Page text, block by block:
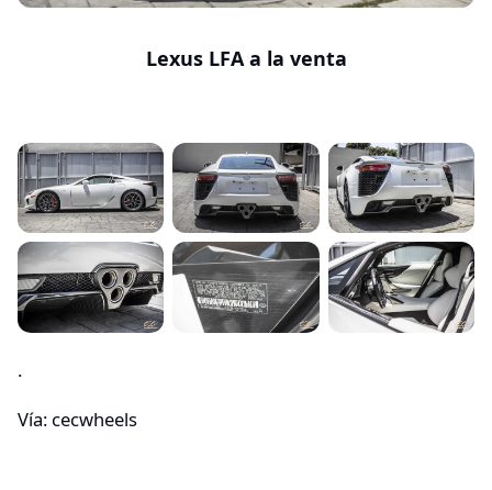
Lexus LFA a la venta
.
Vía: cecwheels